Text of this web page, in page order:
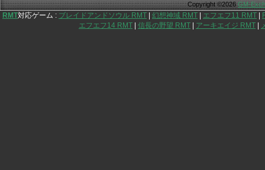
Copyright ©2026GM-
RMT対応ゲーム : ブレイドアンドソウル RMT 幻想神域 RMT エフエフ11 RMT
エフエフ14 RMT
信長の野望 RMT アーキエイジ RMT